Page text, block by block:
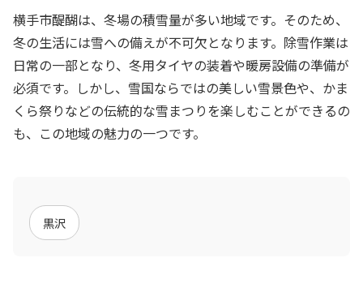
横手市醍醐は、冬場の積雪量が多い地域です。そのため、
冬の生活には雪への備えが不可欠となります。除雪作業は
日常の一部となり、冬用タイヤの装着や暖房設備の準備が
必須です。しかし、雪国ならではの美しい雪景色や、かま
くら祭りなどの伝統的な雪まつりを楽しむことができるの
も、この地域の魅力の一つです。
黒沢